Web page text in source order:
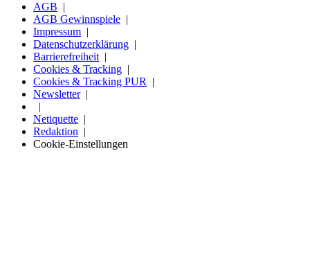
AGB
AGB Gewinnspiele
Impressum
Datenschutzerklärung
Barrierefreiheit
Cookies & Tracking
Cookies & Tracking PUR
Newsletter
Netiquette
Redaktion
Cookie-Einstellungen